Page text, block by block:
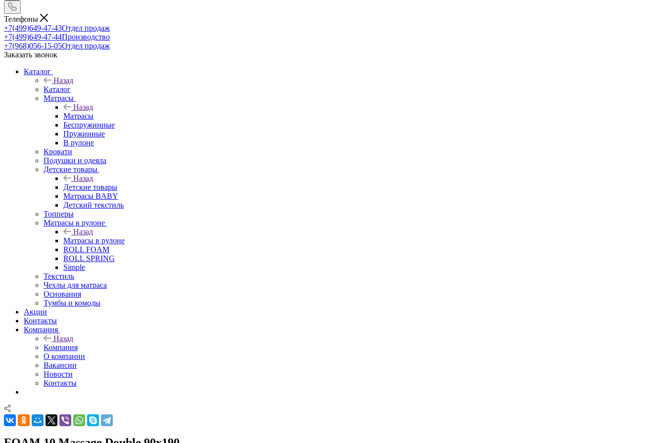
Телефоны
+7(499)649-47-43Отдел продаж
+7(499)649-47-44Производство
+7(968)056-15-05Отдел продаж
Заказать звонок
Каталог
Назад
Каталог
Матрасы
Назад
Матрасы
Беспружинные
Пружинные
В рулоне
Кровати
Подушки и одеяла
Детские товары
Назад
Детские товары
Матрасы BABY
Детский текстиль
Топперы
Матрасы в рулоне
Назад
Матрасы в рулоне
ROLL FOAM
ROLL SPRING
Simple
Текстиль
Чехлы для матраса
Основания
Тумбы и комоды
Акции
Контакты
Компания
Назад
Компания
О компании
Вакансии
Новости
Контакты